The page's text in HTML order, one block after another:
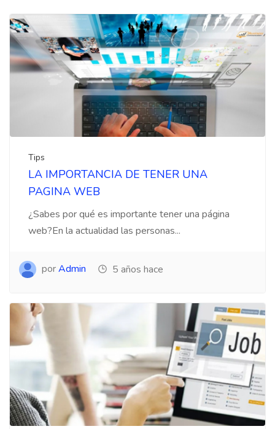
Tips
LA IMPORTANCIA DE TENER UNA
PAGINA WEB
¿Sabes por qué es importante tener una página
web?En la actualidad las personas...
porAdmin 5 años hace